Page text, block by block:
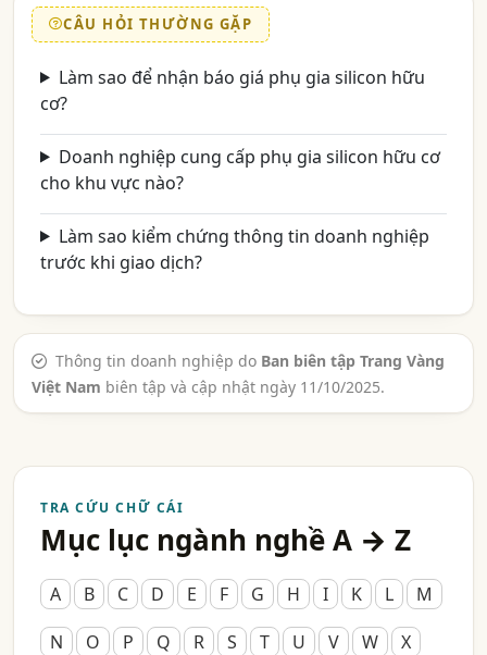
CÂU HỎI THƯỜNG GẶP
Làm sao để nhận báo giá phụ gia silicon hữu
cơ?
Doanh nghiệp cung cấp phụ gia silicon hữu cơ
cho khu vực nào?
Làm sao kiểm chứng thông tin doanh nghiệp
trước khi giao dịch?
Thông tin doanh nghiệp do Ban biên tập Trang Vàng
Việt Nam biên tập và cập nhật ngày 11/10/2025.
TRA CỨU CHỮ CÁI
Mục lục ngành nghề A → Z
A B C D E F G H I K L
M
N
O P Q R S T U V W
X